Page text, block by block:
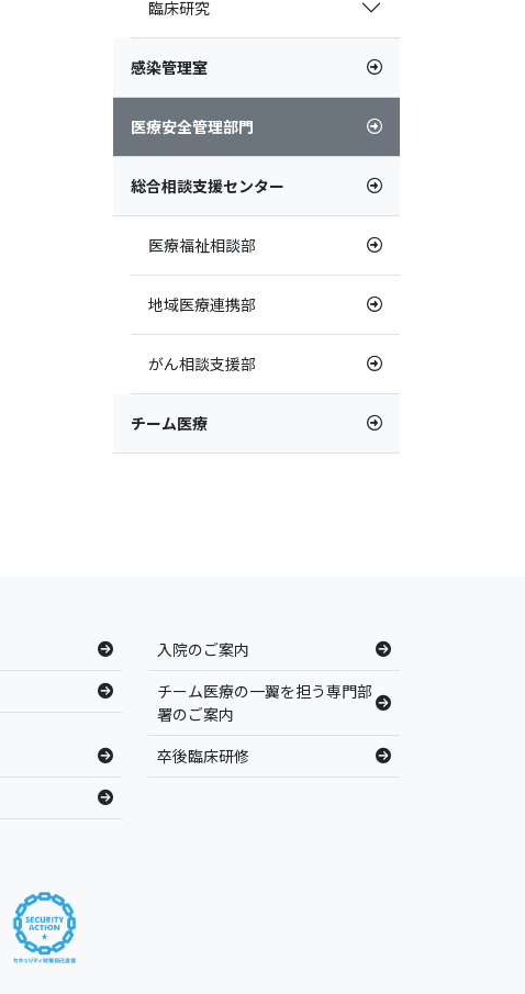
臨床研究
感染管理室
医療安全管理部門
総合相談支援センター
医療福祉相談部
地域医療連携部
がん相談支援部
チーム医療
入院のご案内
チーム医療の一翼を担う専門部
署のご案内
卒後臨床研修